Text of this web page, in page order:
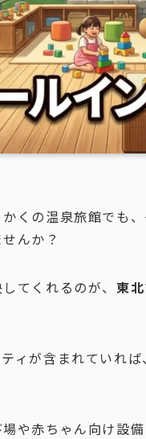
くの温泉旅館でも
んか？
てくれるのが、 東
ィが含まれていれ
や赤ちゃん向け設